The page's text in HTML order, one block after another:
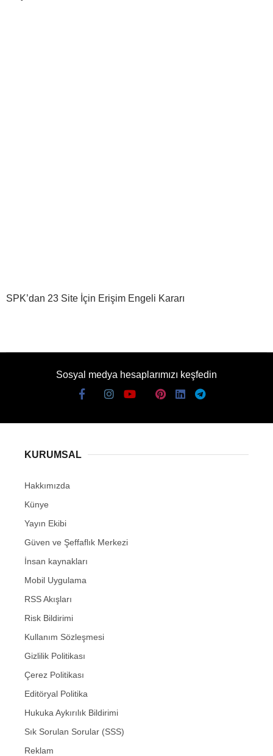
SPK’dan 23 Site İçin Erişim Engeli Kararı
Sosyal medya hesaplarımızı keşfedin
KURUMSAL
Hakkımızda
Künye
Yayın Ekibi
Güven ve Şeffaflık Merkezi
İnsan kaynakları
Mobil Uygulama
RSS Akışları
Risk Bildirimi
Kullanım Sözleşmesi
Gizlilik Politikası
Çerez Politikası
Editöryal Politika
Hukuka Aykırılık Bildirimi
Sık Sorulan Sorular (SSS)
Reklam